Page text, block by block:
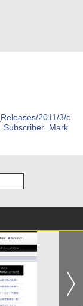
2011/3/c